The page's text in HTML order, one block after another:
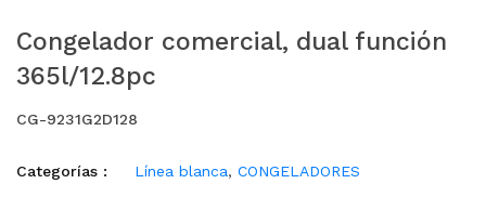
Congelador comercial, dual función
365l/12.8pc
CG-9231G2D128
Categorías : Línea blanca, CONGELADORES